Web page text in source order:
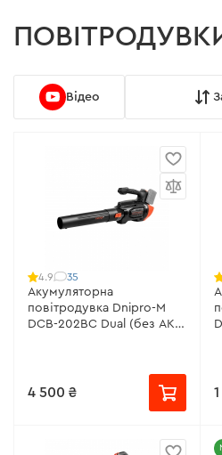
Відео
4.9 35
Акумуляторна
повітродувка Dnipro-M
DCB-202BC Dual (без АКБ
4 500 ₴